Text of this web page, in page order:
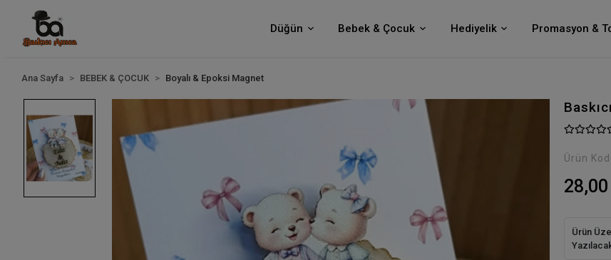
Düğün Bebek & Çocuk Hediyelik Promasyon &
Ana Sayfa BEBEK & ÇOCUK Boyalı & Epoksi Magnet
Ürün
Ürün